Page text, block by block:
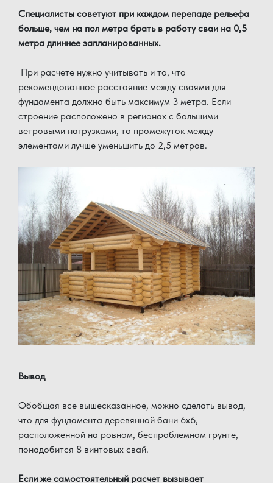
Специалисты советуют при каждом перепаде рельефа
больше, чем на пол метра брать в работу сваи на 0,5
метра длиннее запланированных.
При расчете нужно учитывать и то, что
рекомендованное расстояние между сваями для
фундамента должно быть максимум 3 метра. Если
строение расположено в регионах с большими
ветровыми нагрузками, то промежуток между
элементами лучше уменьшить до 2,5 метров.
Вывод
Обобщая все вышесказанное, можно сделать вывод,
что для фундамента деревянной бани 6x6,
расположенной на ровном, беспроблемном грунте,
понадобится 8 винтовых свай.
Если же самостоятельный расчет вызывает